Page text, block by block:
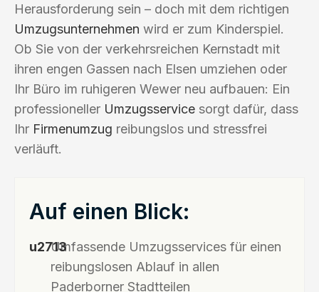
Herausforderung sein – doch mit dem richtigen
Umzugsunternehmen wird er zum Kinderspiel.
Ob Sie von der verkehrsreichen Kernstadt mit
ihren engen Gassen nach Elsen umziehen oder
Ihr Büro im ruhigeren Wewer neu aufbauen: Ein
professioneller Umzugsservice sorgt dafür, dass
Ihr Firmenumzug reibungslos und stressfrei
verläuft.
Auf einen Blick:
Umfassende Umzugsservices für einen
reibungslosen Ablauf in allen
Paderborner Stadtteilen